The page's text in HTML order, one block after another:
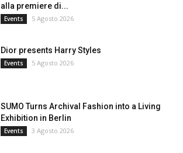
alla premiere di...
Events 5 Agosto 2026
Dior presents Harry Styles
Events 5 Agosto 2026
SUMO Turns Archival Fashion into a Living
Exhibition in Berlin
Events 3 Agosto 2026